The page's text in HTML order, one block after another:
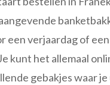
een verjaardag of
kunt het allemaal
gebakjes waar